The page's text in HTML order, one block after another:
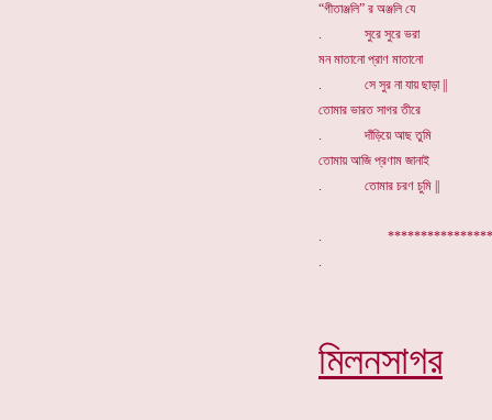
“গীতাঞ্জলি” র অঞ্জলি যে
. সুরে সুরে ভরা
মন মাতানো প্রাণ মাতানো
. সে সুর না যায় ছাড়া ||
তোমার ভারত সাগর তীরে
. দাঁড়িয়ে আছ তুমি
তোমায় আজি প্রণাম জানাই
. তোমার চরণ চুমি ||
.
মিলনসাগর